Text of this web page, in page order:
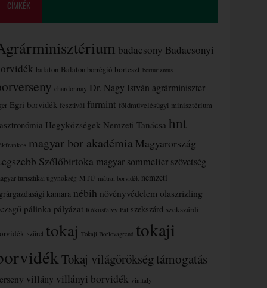
CÍMKÉK
badacsony Badacsonyi
balaton Balaton borrégió borteszt borturizmus
chardonnay Dr. Nagy István agrárminiszter
Egri borvidék fesztivál furmint földművelésügyi minisztérium
Hegyközségek Nemzeti Tanácsa hnt
magyar bor akadémia Magyarország
Szőlőbirtoka magyar sommelier szövetség
turisztikai ügynökség MTÜ mátrai borvidék nemzeti
kamara nébih növényvédelem olaszrizling
pálinka pályázat Rókusfalvy Pál szekszárd szekszárdi
szüret tokaj Tokaji Borlovagrend tokaji
Tokaj világörökségtámogatás
villány villányi borvidék vinitaly